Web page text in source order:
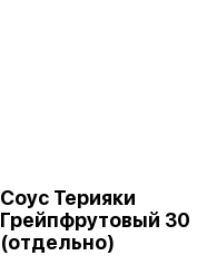
Соус Терияки
Грейпфрутовый 30
(отдельно)